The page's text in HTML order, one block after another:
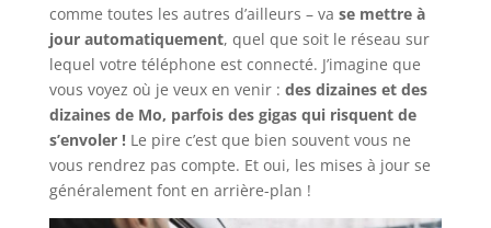
comme toutes les autres d’ailleurs – va se mettre à
jour automatiquement, quel que soit le réseau sur
lequel votre téléphone est connecté. J’imagine que
vous voyez où je veux en venir : des dizaines et des
dizaines de Mo, parfois des gigas qui risquent de
s’envoler !Le pire c’est que bien souvent vous ne
vous rendrez pas compte. Et oui, les mises à jour se
généralement font en arrière-plan !